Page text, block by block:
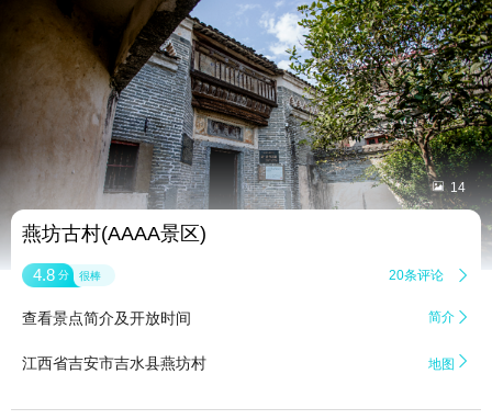
 14
燕坊古村(AAAA景区)
4.8 分 很棒 20条评论 
查看景点简介及开放时间 简介 
江西省吉安市吉水县燕坊村 地图 